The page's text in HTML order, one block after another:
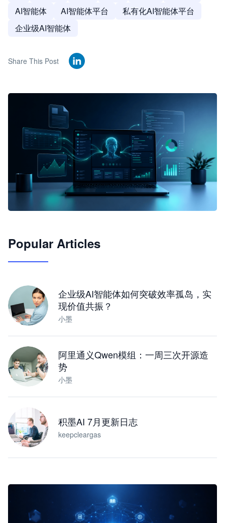
AI智能体
AI智能体平台
私有化AI智能体平台
企业级AI智能体
Share This Post
JimoClaw 桌面 AI Agent 工作台
Popular Articles
企业级AI智能体如何突破效率孤岛，实
现价值共振？
小墨
阿里通义Qwen模组：一周三次开源造
势
小墨
积墨AI 7月更新日志
keepcleargas